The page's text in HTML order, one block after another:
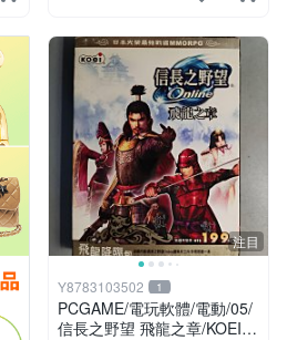
注目
Y8783103502 1
PCGAME/電玩軟體/電動/05/
信長之野望 飛龍之章/KOEI